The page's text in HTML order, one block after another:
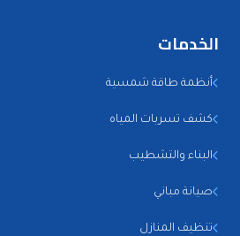
الخدمات
أنظمة طاقة شمسية
كشف تسربات المياه
البناء والتشطيب
صيانة مباني
تنظيف المنازل